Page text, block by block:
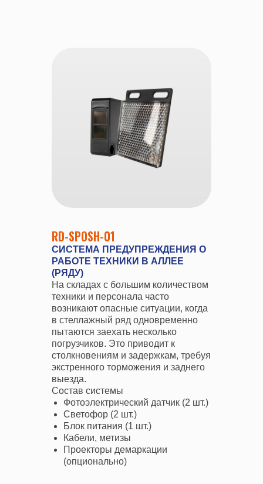
RD-SPOSH-01
СИСТЕМА ПРЕДУПРЕЖДЕНИЯ О
РАБОТЕ ТЕХНИКИ В АЛЛЕЕ
(РЯДУ)
На складах с большим количеством
техники и персонала часто
возникают опасные ситуации, когда
в стеллажный ряд одновременно
пытаются заехать несколько
погрузчиков. Это приводит к
столкновениям и задержкам, требуя
экстренного торможения и заднего
выезда.
Состав системы
Фотоэлектрический датчик (2 шт.)
Светофор (2 шт.)
Блок питания (1 шт.)
Кабели, метизы
Проекторы демаркации
(опционально)